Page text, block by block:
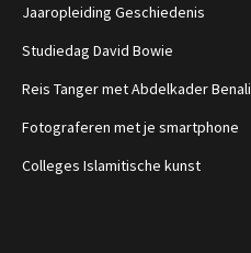
Jaaropleiding Geschiedenis
Studiedag David Bowie
Reis Tanger met Abdelkader Benali
Fotograferen met je smartphone
Colleges Islamitische kunst